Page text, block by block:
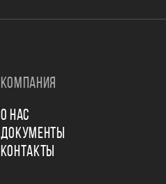
КОМПАНИЯ
О НАС
ДОКУМЕНТЫ
КОНТАКТЫ